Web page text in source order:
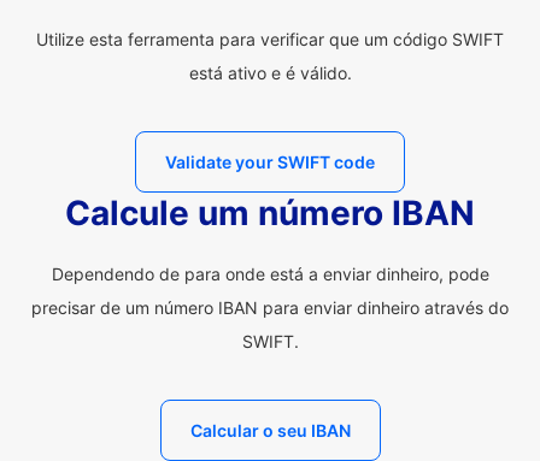
Utilize esta ferramenta para verificar que um código SWIFT
está ativo e é válido.
Validate your SWIFT code
Calcule um número IBAN
Dependendo de para onde está a enviar dinheiro, pode
precisar de um número IBAN para enviar dinheiro através do
SWIFT.
Calcular o seu IBAN